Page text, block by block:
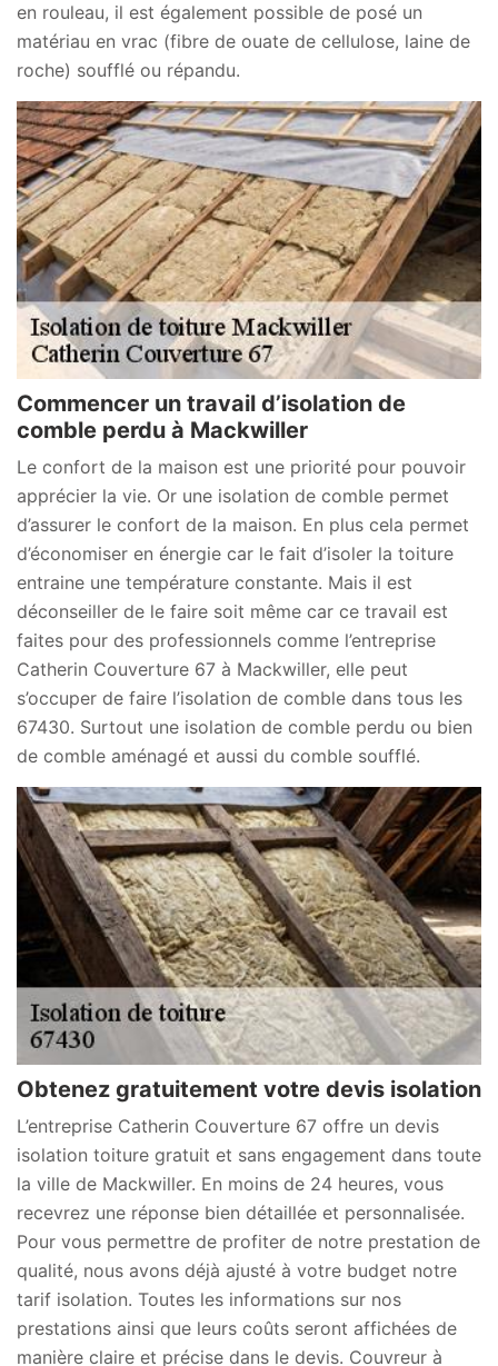
en rouleau, il est également possible de posé un
matériau en vrac (fibre de ouate de cellulose, laine de
roche) soufflé ou répandu.
Commencer un travail d’isolation de
comble perdu à Mackwiller
Le confort de la maison est une priorité pour pouvoir
apprécier la vie. Or une isolation de comble permet
d’assurer le confort de la maison. En plus cela permet
d’économiser en énergie car le fait d’isoler la toiture
entraine une température constante. Mais il est
déconseiller de le faire soit même car ce travail est
faites pour des professionnels comme l’entreprise
Catherin Couverture 67 à Mackwiller, elle peut
s’occuper de faire l’isolation de comble dans tous les
67430. Surtout une isolation de comble perdu ou bien
de comble aménagé et aussi du comble soufflé.
Obtenez gratuitement votre devis isolation
L’entreprise Catherin Couverture 67 offre un devis
isolation toiture gratuit et sans engagement dans toute
la ville de Mackwiller. En moins de 24 heures, vous
recevrez une réponse bien détaillée et personnalisée.
Pour vous permettre de profiter de notre prestation de
qualité, nous avons déjà ajusté à votre budget notre
tarif isolation. Toutes les informations sur nos
prestations ainsi que leurs coûts seront affichées de
manière claire et précise dans le devis. Couvreur à